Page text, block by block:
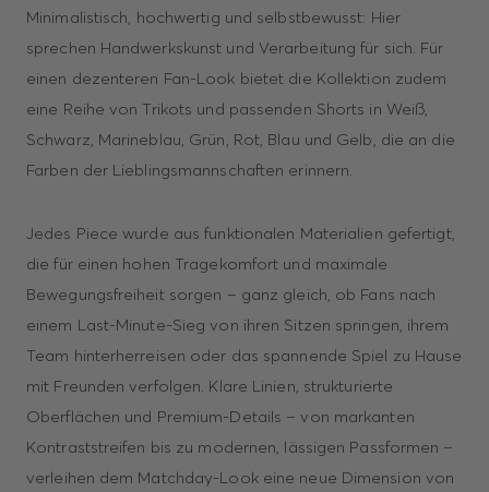
Minimalistisch, hochwertig und selbstbewusst: Hier
sprechen Handwerkskunst und Verarbeitung für sich. Für
einen dezenteren Fan-Look bietet die Kollektion zudem
eine Reihe von Trikots und passenden Shorts in Weiß,
Schwarz, Marineblau, Grün, Rot, Blau und Gelb, die an die
Farben der Lieblingsmannschaften erinnern.
Jedes Piece wurde aus funktionalen Materialien gefertigt,
die für einen hohen Tragekomfort und maximale
Bewegungsfreiheit sorgen – ganz gleich, ob Fans nach
einem Last-Minute-Sieg von ihren Sitzen springen, ihrem
Team hinterherreisen oder das spannende Spiel zu Hause
mit Freunden verfolgen. Klare Linien, strukturierte
Oberflächen und Premium-Details – von markanten
Kontraststreifen bis zu modernen, lässigen Passformen –
verleihen dem Matchday-Look eine neue Dimension von